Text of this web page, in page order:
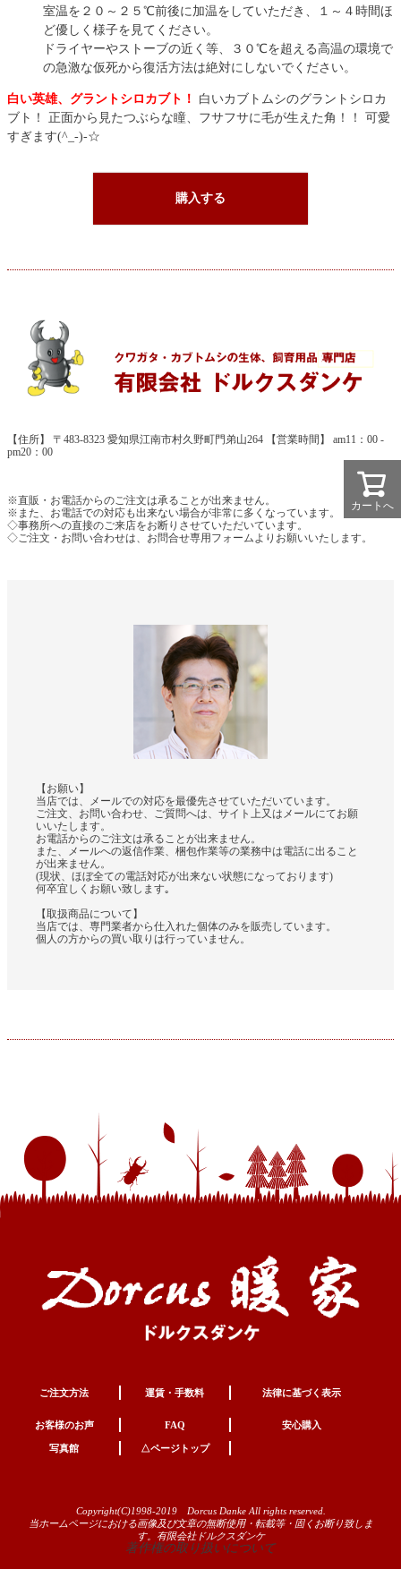
室温を２０～２５℃前後に加温をしていただき、１～４時間ほ
ど優しく様子を見てください。
ドライヤーやストーブの近く等、３０℃を超える高温の環境で
の急激な仮死から復活方法は絶対にしないでください。
白い英雄、グラントシロカブト！
白いカブトムシのグラントシロカ
ブト！
正面から見たつぶらな瞳、フサフサに毛が生えた角！！ 可愛
すぎます(^_-)-☆
購入する
【住所】 〒483-8323 愛知県江南市村久野町門弟山264 【営業時間】 am11：00 -
pm20：00
※直販・お電話からのご注文は承ることが出来ません。
※また、お電話での対応も出来ない場合が非常に多くなっています。
◇事務所への直接のご来店をお断りさせていただいています。
◇ご注文・お問い合わせは、お問合せ専用フォームよりお願いいたします。
【お願い】
当店では、メールでの対応を最優先させていただいています。
ご注文、お問い合わせ、ご質問へは、サイト上又はメールにてお願
いいたします。
お電話からのご注文は承ることが出来ません。
また、メールへの返信作業、梱包作業等の業務中は電話に出ること
が出来ません。
(現状、ほぼ全ての電話対応が出来ない状態になっております)
何卒宜しくお願い致します｡
【取扱商品について】
当店では、専門業者から仕入れた個体のみを販売しています。
個人の方からの買い取りは行っていません。
ご注文方法 運賃・手数料 法律に基づく表示
お客様のお声 FAQ 安心購入
写真館 △ページトップ
Copyright(C)1998-2019 Dorcus Danke All rights reserved.
当ホームページにおける画像及び文章の無断使用・転載等・固くお断り致しま
す。有限会社ドルクスダンケ
著作権の取り扱いについて
カートへ